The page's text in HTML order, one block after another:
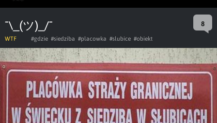
¯\_(ツ)_/¯ 8
WTF #gdzie #siedziba #placowka #slubice #obiekt